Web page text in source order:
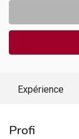
Expérience
Profi